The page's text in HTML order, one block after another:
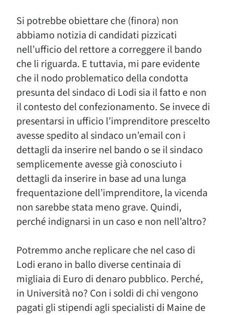
Si potrebbe obiettare che (finora) non
abbiamo notizia di candidati pizzicati
nell’ufficio del rettore a correggere il bando
che li riguarda. E tuttavia, mi pare evidente
che il nodo problematico della condotta
presunta del sindaco di Lodi sia il fatto e non
il contesto del confezionamento. Se invece di
presentarsi in ufficio l’imprenditore prescelto
avesse spedito al sindaco un’email con i
dettagli da inserire nel bando o se il sindaco
semplicemente avesse già conosciuto i
dettagli da inserire in base ad una lunga
frequentazione dell’imprenditore, la vicenda
non sarebbe stata meno grave. Quindi,
perché indignarsi in un caso e non nell’altro?
Potremmo anche replicare che nel caso di
Lodi erano in ballo diverse centinaia di
migliaia di Euro di denaro pubblico. Perché,
in Università no? Con i soldi di chi vengono
pagati gli stipendi agli specialisti di Maine de